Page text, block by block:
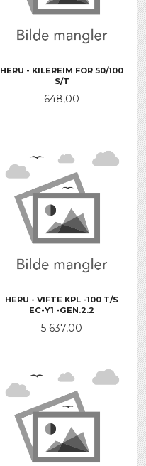
HERU - KILEREIM FOR 50/100
S/T
Pris
648,00
HERU - VIFTE KPL -100 T/S
EC-Y1 -GEN.2.2
Pris
5 637,00